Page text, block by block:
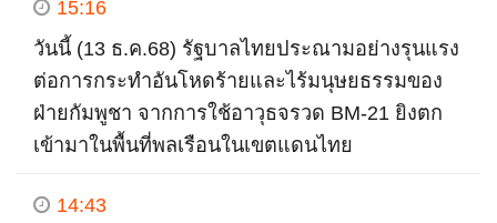
15:16
วันนี้ (13 ธ.ค.68) รัฐบาลไทยประณามอย่างรุนแรง
ต่อการกระทำอันโหดร้ายและไร้มนุษยธรรมของ
ฝ่ายกัมพูชา จากการใช้อาวุธจรวด BM-21 ยิงตก
เข้ามาในพื้นที่พลเรือนในเขตแดนไทย
14:43